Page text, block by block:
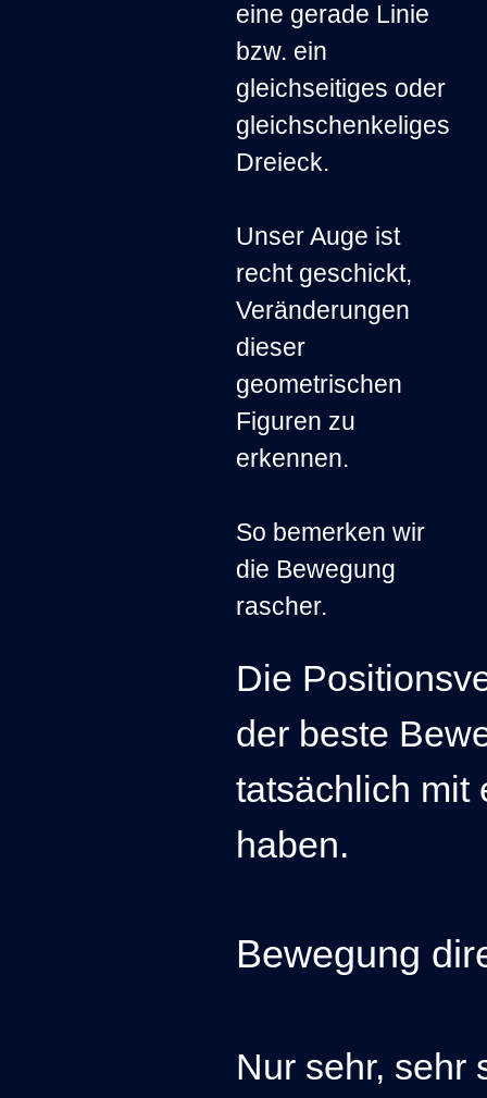
eine gerade Linie
bzw. ein
gleichseitiges oder
gleichschenkeliges
Dreieck.
Unser Auge ist
recht geschickt,
Veränderungen
dieser
geometrischen
Figuren zu
erkennen.
So bemerken wir
die Bewegung
rascher.
Die
der beste
tatsächlich mit
haben.
Bewegung
Nur sehr, sehr